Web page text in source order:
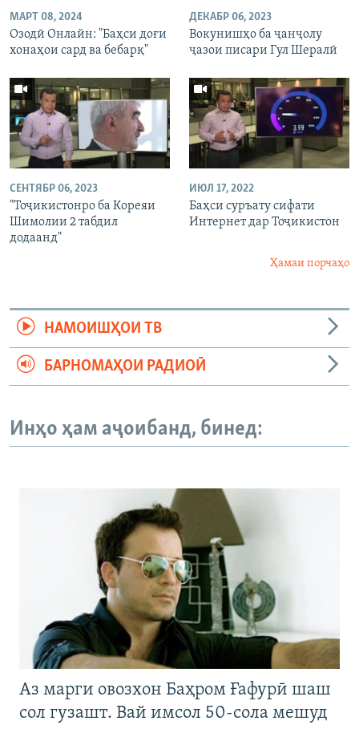
МАРТ 08, 2024
Озодӣ Онлайн: "Баҳси доғи
хонаҳои сард ва бебарқ"
ДЕКАБР 06, 2023
Вокунишҳо ба ҷанҷолу
ҷазои писари Гул Шералӣ
СЕНТЯБР 06, 2023
"Тоҷикистонро ба Кореяи
Шимолии 2 табдил
додаанд"
ИЮЛ 17, 2022
Баҳси суръату сифати
Интернет дар Тоҷикистон
Ҳамаи порчаҳо
НАМОИШҲОИ ТВ
БАРНОМАҲОИ РАДИОӢ
Инҳо ҳам аҷоибанд, бинед:
Аз марги овозхон Баҳром Ғафурӣ шаш
сол гузашт. Вай имсол 50-сола мешуд